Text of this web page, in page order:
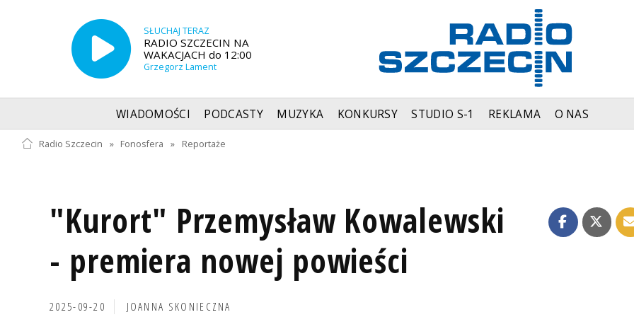
SŁUCHAJ TERAZ
RADIO SZCZECIN NA
WAKACJACH do 12:00
Grzegorz Lament
WIADOMOŚCI PODCASTY MUZYKA KONKURSY STUDIO S-1 REKLAMA O NAS
Radio Szczecin » Fonosfera » Reportaże
"Kurort" Przemysław Kowalewski
- premiera nowej powieści
2025-09-20 JOANNA SKONIECZNA